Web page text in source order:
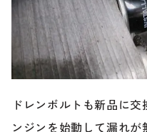
ドレンボルトも新品に
ンジンを始動して漏れ